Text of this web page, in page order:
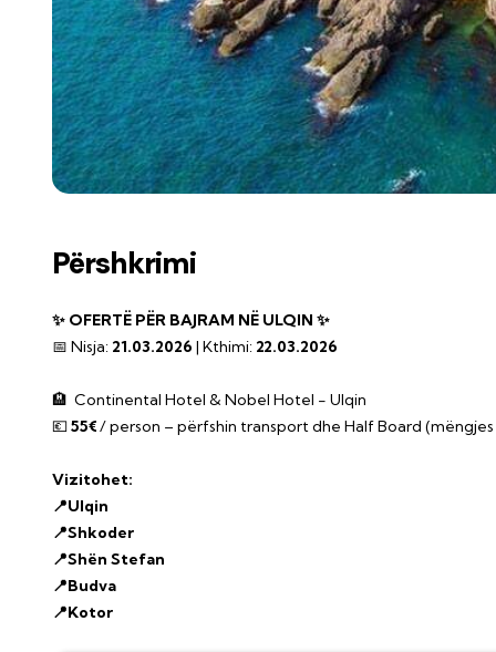
Përshkrimi
✨ OFERTË PËR BAJRAM NË ULQIN ✨
📅 Nisja: 21.03.2026 | Kthimi: 22.03.2026
🏨 Continental Hotel & Nobel Hotel - Ulqin
💶55€/ person – përfshin transport dhe Half Board
Vizitohet:
📍Ulqin
📍Shkoder
📍Shën Stefan
📍Budva
📍Kotor